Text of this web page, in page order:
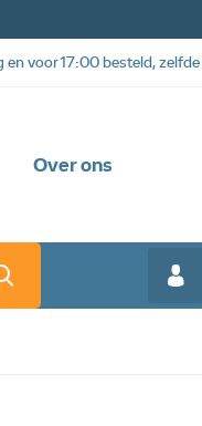
Over ons
en voor 17:00 besteld,